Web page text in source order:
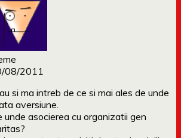
08/2011
si ma intreb de ce si mai ales de unde
aversiune.
unde asocierea cu organizatii gen